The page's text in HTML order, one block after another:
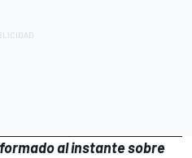
al instante sobre